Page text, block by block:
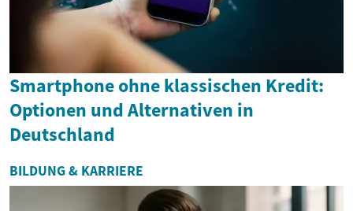
Smartphone ohne klassischen Kredit:
Optionen und Alternativen in
Deutschland
BILDUNG & KARRIERE